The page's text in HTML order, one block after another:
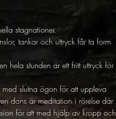
stagnationer.
tankar och uttryck får ta form
hela stunden är ett fritt uttryck för
slutna ögon för att uppleva
dans är meditation i rörelse där
för att med hjälp av kropp och